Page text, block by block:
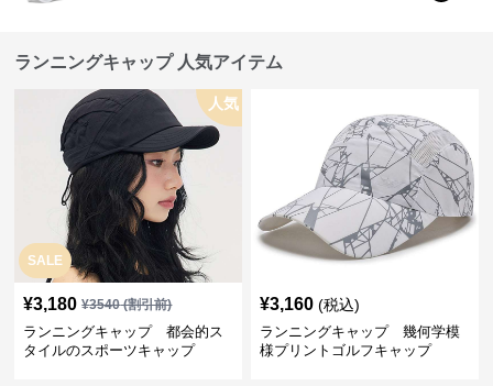
ランニングキャップ 人気アイテム
SALE
人気
¥3,180 ¥3540(割引前)
ランニングキャップ 都会的ス
タイルのスポーツキャップ
¥3,160 (税込)
ランニングキャップ 幾何学模
様プリントゴルフキャップ